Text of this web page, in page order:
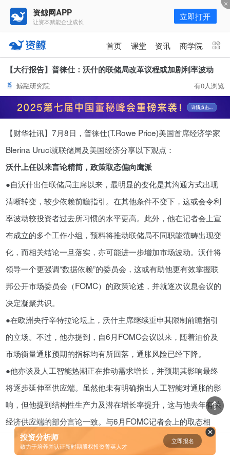
资鲸网APP
让资本赋能企业成长 立即打开
首页 课堂 资讯 商学院
资讯 课堂 直播 商学院
报告 行业峰会
为你推荐
资鲸精选 | 127页PPT，读懂复
星、平安、腾讯、比亚迪、碧桂园
局！（非常值得收藏！）
11-01
配股权的
08-01
年入百万，也不一定能看懂“商业
资鲸精选 | 中国式企业股权融资：
对赌条款全梳理
10-09
资鲸精选 | 兰亭集势收购ezbuy，
弱弱联合还是负负得正？
11-09
资鲸精选 | 股权投资频频下车的“个
人LP”
11-28
【大行报告】普徕仕：沃什的联储局改革议程或加剧利率波动
鲸融研究院 有0人浏览
【财华社讯】7月8日，普徕仕(T.Rowe Price)美国首席经济学家
Blerina Uruci就联储局及美国经济分享以下观点：
沃什上任以来言论精简，政策取态偏向鹰派
●自沃什出任联储局主席以来，最明显的变化是其沟通方式出现
清晰转变，较少依赖前瞻指引。在其他条件不变下，这或会令利
率波动较投资者过去所习惯的水平更高。此外，他在记者会上宣
布成立的多个工作小组，预料将推动联储局不同职能范畴出现变
化，而相关结论一旦落实，亦可能进一步增加市场波动。沃什将
领导一个更强调“数据依赖”的委员会，这或有助他更有效掌握联
邦公开市场委员会（FOMC）的政策论述，并就逐次议息会议的
决定凝聚共识。
●在欧洲央行辛特拉论坛上，沃什主席继续重申其限制前瞻指引
的立场。不过，他亦提到，自6月FOMC会议以来，随着油价及
市场衡量通胀预期的指标均有所回落，通胀风险已经下降。
●他亦谈及人工智能热潮正在推动需求增长，并预期其影响最终
将逐步延伸至供应端。虽然他未有明确指出人工智能对通胀的影
响，但他提到结构性生产力及潜在增长率提升，这与他去年有关
经济供应端的部分言论一致。与6月FOMC记者会上的取态相
比，这些言论略显偏鸽派。
劳动市场维持稳定，过热迹象有限
投资分析师
致力于培养并认证新时期股权投资菁英人才
立即报名